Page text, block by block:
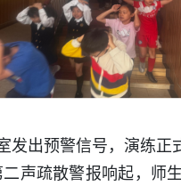
发出预警信号，演练
声疏散警报响起，师